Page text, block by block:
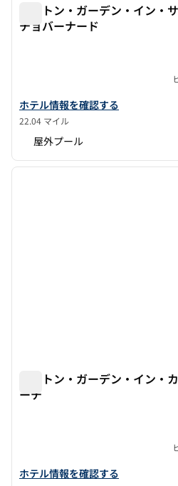
ヒルトン・ガーデン・イン・
チョバーナード
ヒルトン・ガーデン・イン・サン
ホテル情報を確認する
22.04 マイル
屋外プール
1/12
ヒルトン・ガーデン・イン・
ーチ
ヒルトン・ガーデン・イン・カー
ホテル情報を確認する